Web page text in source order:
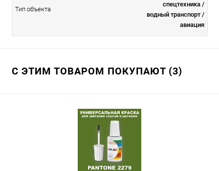
Тип объекта
спецтехника /
водный транспорт /
авиация
С ЭТИМ ТОВАРОМ ПОКУПАЮТ (3)